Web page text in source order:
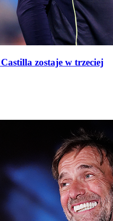
zostaje w trzeciej